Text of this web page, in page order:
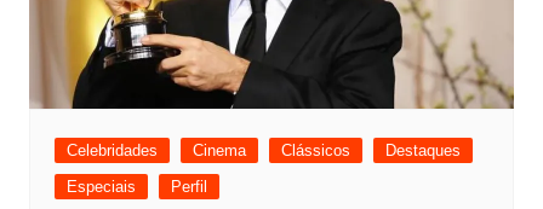
Celebridades Cinema Clássicos
Destaques
Especiais
Perfil